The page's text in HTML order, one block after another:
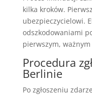
kilka kroków.
ubezpieczycielowi.
odszkodowaniami
pierwszym,
Procedura
Berlinie
Po zgłoszeniu